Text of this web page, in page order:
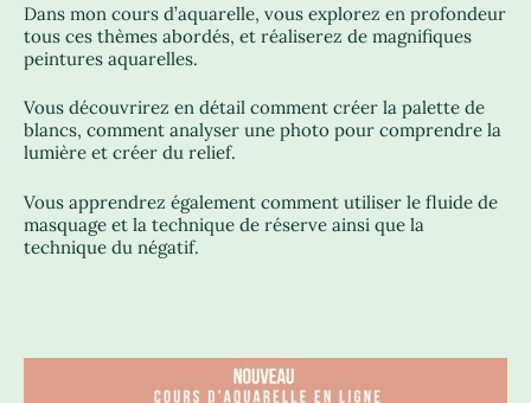
Dans mon cours d’aquarelle, vous explorez en profondeur
tous ces thèmes abordés, et réaliserez de magnifiques
peintures aquarelles.
Vous découvrirez en détail comment créer la palette de
blancs, comment analyser une photo pour comprendre la
lumière et créer du relief.
Vous apprendrez également comment utiliser le fluide de
masquage et la technique de réserve ainsi que la
technique du négatif.